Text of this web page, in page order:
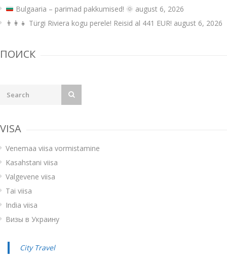
Bulgaaria – parimad pakkumised! 🌞 august 6, 2026
👨‍👩‍👧 Türgi Riviera kogu perele! Reisid al 441 EUR! august 6, 2026
ПОИСК
VISA
Venemaa viisa vormistamine
Kasahstani viisa
Valgevene viisa
Tai viisa
India viisa
Визы в Украину
City Travel